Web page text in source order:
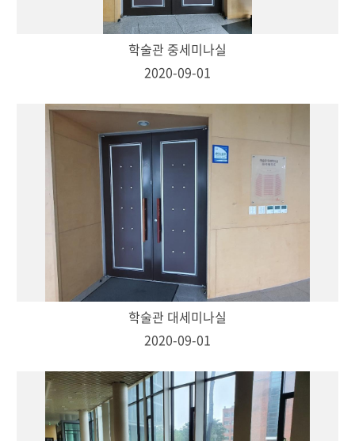
학술관 중세미나실
2020-09-01
학술관 대세미나실
2020-09-01